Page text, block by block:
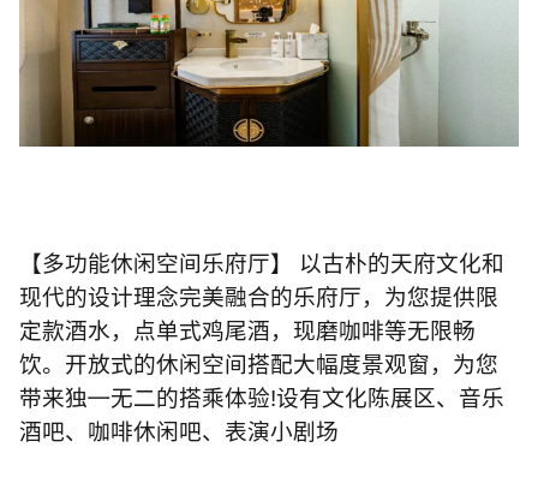
【多功能休闲空间乐府厅】 以古朴的天府文化和
现代的设计理念完美融合的乐府厅，为您提供限
定款酒水，点单式鸡尾酒，现磨咖啡等无限畅
饮。开放式的休闲空间搭配大幅度景观窗，为您
带来独㇐无二的搭乘体验!设有文化陈展区、音乐
酒吧、咖啡休闲吧、表演小剧场